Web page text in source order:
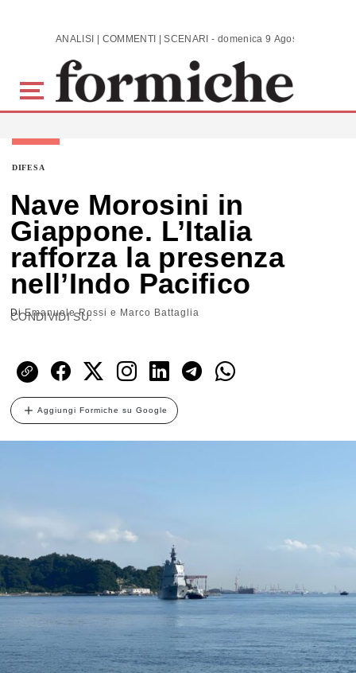
Skip to main content ANALISI | COMMENTI | SCENARI - domenica 9 Agosto 2026
DIFESA
Nave Morosini in
Giappone. L’Italia
rafforza la presenza
nell’Indo Pacifico
DiEmanuele Rossi e Marco Battaglia
CONDIVIDI SU:
Aggiungi Formiche su Google